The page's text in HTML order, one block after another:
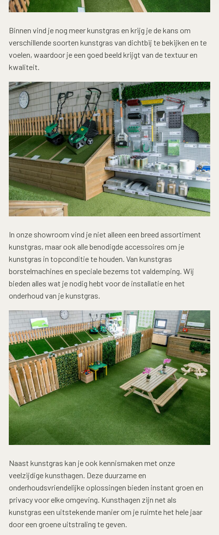
Binnen vind je nog meer kunstgras en krijg je de kans om
verschillende soorten kunstgras van dichtbij te bekijken en te
voelen, waardoor je een goed beeld krijgt van de textuur en
kwaliteit.
In onze showroom vind je niet alleen een breed assortiment
kunstgras, maar ook alle benodigde accessoires om je
kunstgras in topconditie te houden. Van kunstgras
borstelmachines en speciale bezems tot valdemping. Wij
bieden alles wat je nodig hebt voor de installatie en het
onderhoud van je kunstgras.
Naast kunstgras kan je ook kennismaken met onze
veelzijdige kunsthagen. Deze duurzame en
onderhoudsvriendelijke oplossingen bieden instant groen en
privacy voor elke omgeving. Kunsthagen zijn net als
kunstgras een uitstekende manier om je ruimte het hele jaar
door een groene uitstraling te geven.